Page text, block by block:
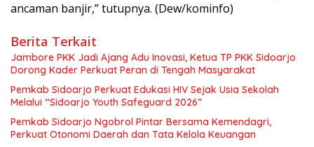
ancaman banjir,” tutupnya. (Dew/kominfo)
Berita Terkait
Jambore PKK Jadi Ajang Adu Inovasi, Ketua TP PKK Sidoarjo
Dorong Kader Perkuat Peran di Tengah Masyarakat
Pemkab Sidoarjo Perkuat Edukasi HIV Sejak Usia Sekolah
Melalui “Sidoarjo Youth Safeguard 2026”
Pemkab Sidoarjo Ngobrol Pintar Bersama Kemendagri,
Perkuat Otonomi Daerah dan Tata Kelola Keuangan